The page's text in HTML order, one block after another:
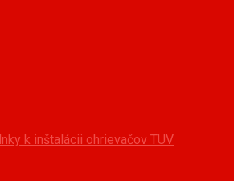
k inštalácii ohrievačov TUV